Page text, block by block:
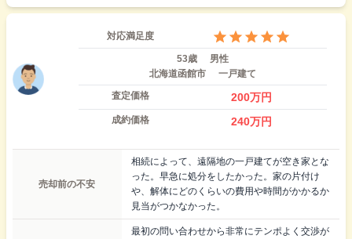
対応満足度
53歳
男性
北海道函館市
一戸建て
査定価格
200万円
成約価格 240万円
売却前の不安
相続によって、遠隔地の一戸建てが空き家とな
った。早急に処分をしたかった。家の片付け
や、解体にどのくらいの費用や時間がかかるか
見当がつかなかった。
最初の問い合わせから非常にテンポよく交渉が